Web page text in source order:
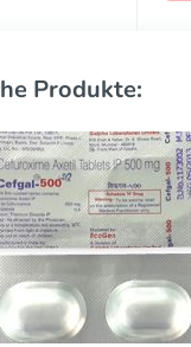
Produkte: